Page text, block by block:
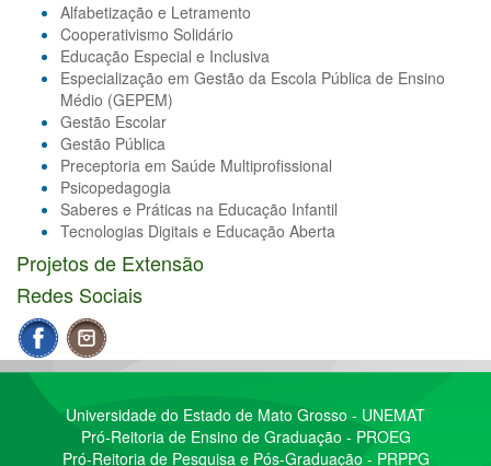
Alfabetização e Letramento
Cooperativismo Solidário
Educação Especial e Inclusiva
Especialização em Gestão da Escola Pública de Ensino
Médio (GEPEM)
Gestão Escolar
Gestão Pública
Preceptoria em Saúde Multiprofissional
Psicopedagogia
Saberes e Práticas na Educação Infantil
Tecnologias Digitais e Educação Aberta
Projetos de Extensão
Redes Sociais
Universidade do Estado de Mato Grosso - UNEMAT
Pró-Reitoria de Ensino de Graduação - PROEG
Pró-Reitoria de Pesquisa e Pós-Graduação - PRPPG